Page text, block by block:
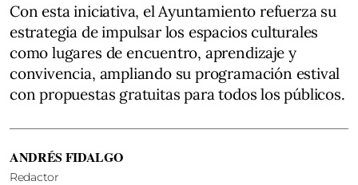
Con esta iniciativa, el Ayuntamiento refuerza su
estrategia de impulsar los espacios culturales
como lugares de encuentro, aprendizaje y
convivencia, ampliando su programación estival
con propuestas gratuitas para todos los públicos.
ANDRÉS FIDALGO
Redactor